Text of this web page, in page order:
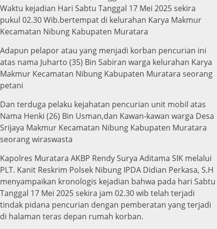
Waktu kejadian Hari Sabtu Tanggal 17 Mei 2025 sekira
pukul 02.30 Wib.bertempat di kelurahan Karya Makmur
Kecamatan Nibung Kabupaten Muratara
Adapun pelapor atau yang menjadi korban pencurian ini
atas nama Juharto (35) Bin Sabiran warga kelurahan Karya
Makmur Kecamatan Nibung Kabupaten Muratara seorang
petani
Dan terduga pelaku kejahatan pencurian unit mobil atas
Nama Henki (26) Bin Usman,dan Kawan-kawan warga Desa
Srijaya Makmur Kecamatan Nibung Kabupaten Muratara
seorang wiraswasta
Kapolres Muratara AKBP Rendy Surya Aditama SIK melalui
PLT. Kanit Reskrim Polsek Nibung IPDA Didian Perkasa, S.H
menyampaikan kronologis kejadian bahwa pada hari Sabtu
Tanggal 17 Mei 2025 sekira jam 02.30 wib telah terjadi
tindak pidana pencurian dengan pemberatan yang terjadi
di halaman teras depan rumah korban.